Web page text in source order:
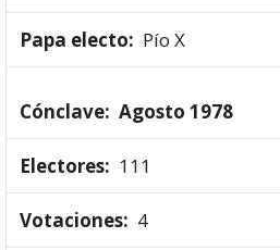
Pío X
Agosto 1978
111
4